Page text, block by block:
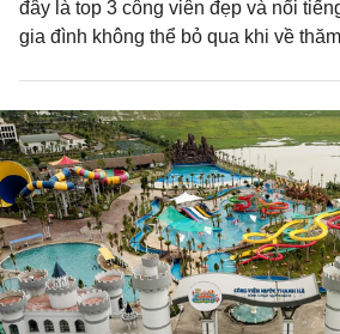
đây là top 3 công viên đẹp và nổi
gia đình không thể bỏ qua khi về